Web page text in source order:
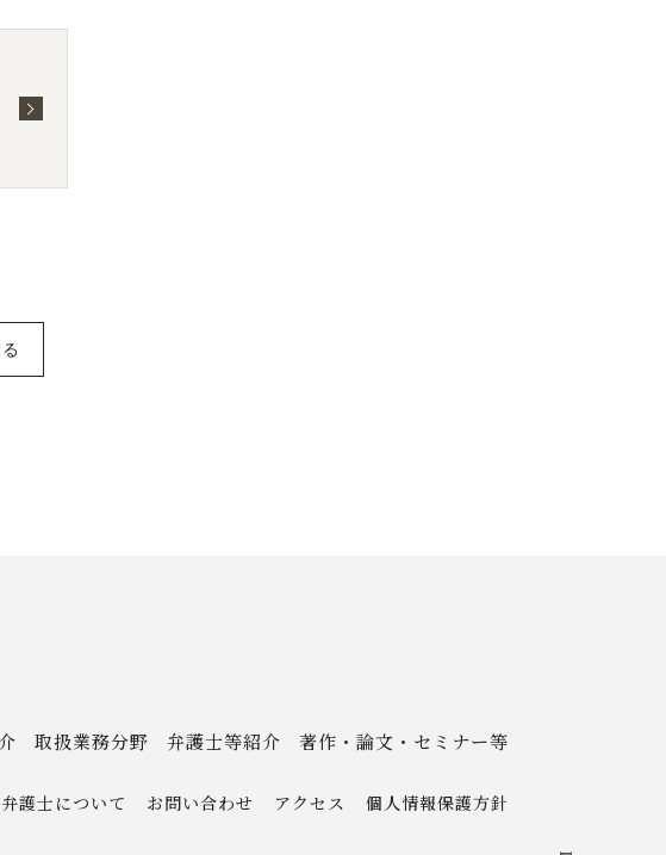
取扱業務分野 弁護士等紹介 著作・論⽂・セミナー等
護士について お問い合わせ アクセス 個人情報保護方針